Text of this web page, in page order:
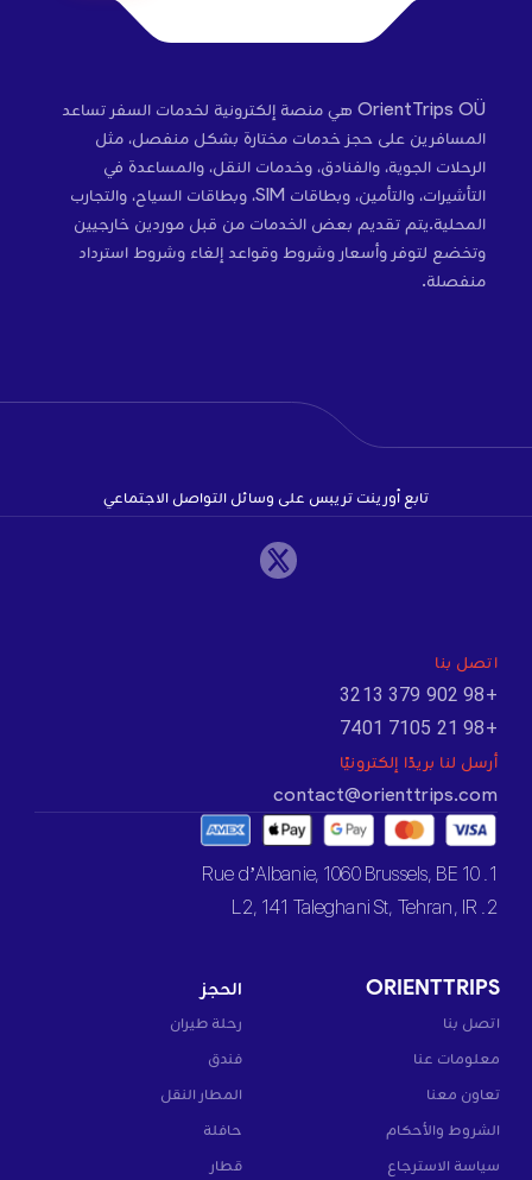
OrientTrips OÜ هي منصة إلكترونية لخدمات السفر تساعد
المسافرين على حجز خدمات مختارة بشكل منفصل، مثل
الرحلات الجوية، والفنادق، وخدمات النقل، والمساعدة في
التأشيرات، والتأمين، وبطاقات SIM، وبطاقات السياح، والتجارب
المحلية.يتم تقديم بعض الخدمات من قبل موردين خارجيين
وتخضع لتوفر وأسعار وشروط وقواعد إلغاء وشروط استرداد
منفصلة.
تابع أورينت تريبس على وسائل التواصل الاجتماعي
اتصل بنا
+98 902 379 3213
+98 21 7105 7401
أرسل لنا بريدًا إلكترونيًا
contact@orienttrips.com
1. 10 Rue d’Albanie, 1060 Brussels, BE
2. L2, 141 Taleghani St, Tehran, IR
ORIENTTRIPS
اتصل بنا
معلومات عنا
تعاون معنا
الشروط والأحكام
سياسة الاسترجاع
الحجز
رحلة طيران
فندق
المطار النقل
حافلة
قطار